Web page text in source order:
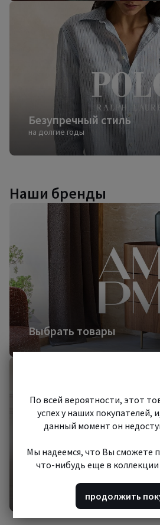
Безупречный стиль
на долгие годы
Безупречный
Наши бренды
Выбрать товары
Начать шопинг
Начать
По всей вероятности, этот
успех у наших покупателей,
данный момент он
Мы надеемся, что Вы сможете
что-нибудь еще в
продолжить